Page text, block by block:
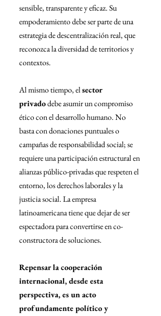
sensible, transparente y eficaz. Su
empoderamiento debe ser parte de una
estrategia de descentralización real, que
reconozca la diversidad de territorios y
contextos.
Al mismo tiempo, el sector
privado debe asumir un compromiso
ético con el desarrollo humano. No
basta con donaciones puntuales o
campañas de responsabilidad social; se
requiere una participación estructural en
alianzas público-privadas que respeten el
entorno, los derechos laborales y la
justicia social. La empresa
latinoamericana tiene que dejar de ser
espectadora para convertirse en co-
constructora de soluciones.
Repensar la cooperación
internacional, desde esta
perspectiva, es un acto
profundamente político y